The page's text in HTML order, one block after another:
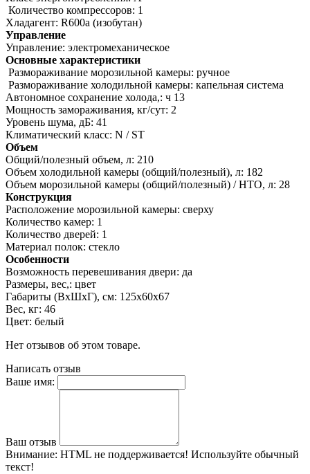
Количество компрессоров: 1
Хладагент: R600a (изобутан)
Управление
Управление: электромеханическое
Основные характеристики
Размораживание морозильной камеры: ручное
Размораживание холодильной камеры: капельная система
Автономное сохранение холода,: ч 13
Мощность замораживания, кг/сут: 2
Уровень шума, дБ: 41
Климатический класс: N / ST
Объем
Общий/полезный объем, л: 210
Объем холодильной камеры (общий/полезный), л: 182
Объем морозильной камеры (общий/полезный) / НТО, л: 28
Конструкция
Расположение морозильной камеры: сверху
Количество камер: 1
Количество дверей: 1
Материал полок: стекло
Особенности
Возможность перевешивания двери: да
Размеры, вес,: цвет
Габариты (ВхШхГ), см: 125х60х67
Вес, кг: 46
Цвет: белый
Нет отзывов об этом товаре.
Написать отзыв
Ваше имя:
Ваш отзыв
Внимание: HTML не поддерживается! Используйте обычный
текст!